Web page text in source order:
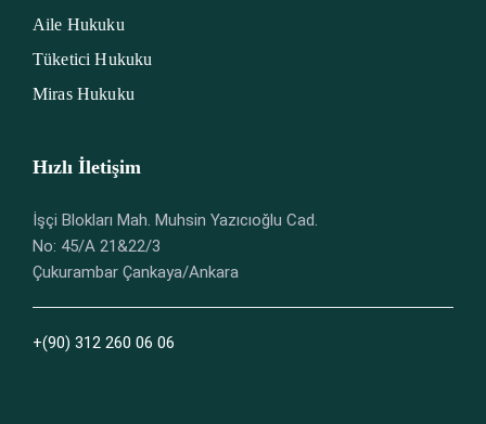
Aile Hukuku
Tüketici Hukuku
Miras Hukuku
Hızlı İletişim
İşçi Blokları Mah. Muhsin Yazıcıoğlu Cad.
No: 45/A 21&22/3
Çukurambar Çankaya/Ankara
+(90) 312 260 06 06